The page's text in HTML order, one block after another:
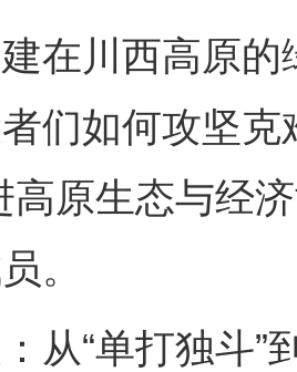
川西高原的
们如何攻坚克
高原生态与经
。
“单打独斗”到